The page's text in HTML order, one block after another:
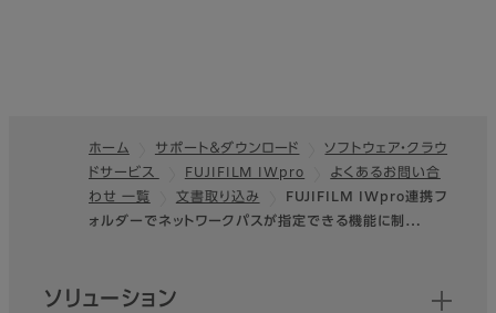
フッター
ホーム サポート＆ダウンロード
ソフトウェア・クラウ
ドサービス
FUJIFILM IWpro
よくあるお問い合
わせ 一覧
文書取り込み
FUJIFILM IWpro連携フ
ォルダーでネットワークパスが指定できる機能に制…
クイックリンク
ソリューション